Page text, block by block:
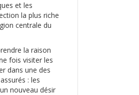
et les
la plus riche
centrale du
la raison
fois visiter les
dans une des
: les
nouveau désir